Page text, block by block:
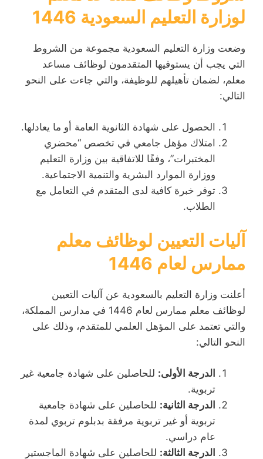
لوزارة التعليم السعودية 1446
وضعت وزارة التعليم السعودية مجموعة من الشروط
التي يجب أن يستوفيها المتقدمون لوظائف مساعد
معلم، لضمان تأهيلهم للوظيفة، والتي جاءت على النحو
التالي:
الحصول على شهادة الثانوية العامة أو ما يعادلها.
امتلاك مؤهل جامعي في تخصص “محضري
المختبرات”، وفقًا للاتفاقية بين وزارة التعليم
ووزارة الموارد البشرية والتنمية الاجتماعية.
توفر خبرة كافية لدى المتقدم في التعامل مع
الطلاب.
آليات التعيين لوظائف معلم
ممارس لعام 1446
أعلنت وزارة التعليم بالسعودية عن آليات التعيين
لوظائف معلم ممارس لعام 1446 في مدارس المملكة،
والتي تعتمد على المؤهل العلمي للمتقدم، وذلك على
النحو التالي:
الدرجة الأولى: للحاصلين على شهادة جامعية غير
تربوية.
الدرجة الثانية: للحاصلين على شهادة جامعية
تربوية أو غير تربوية مرفقة بدبلوم تربوي لمدة
عام دراسي.
الدرجة الثالثة: للحاصلين على شهادة الماجستير